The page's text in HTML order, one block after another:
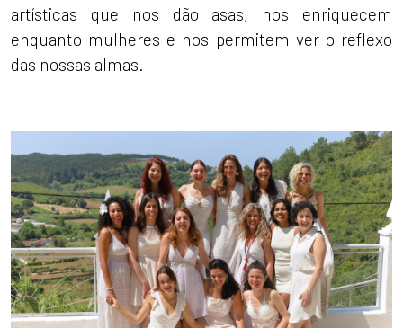
artísticas que nos dão asas, nos enriquecem
enquanto mulheres e nos permitem ver o reflexo
das nossas almas.